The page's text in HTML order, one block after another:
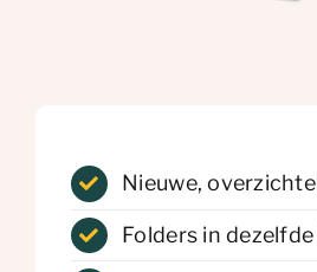
Nieuwe,
Folders in